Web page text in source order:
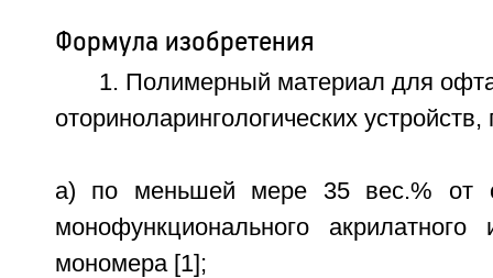
Формула изобретения
1. Полимерный материал для
оториноларингологических
a) по меньшей мере 35 вес.% от
монофункционального акрилатного
мономера [1];